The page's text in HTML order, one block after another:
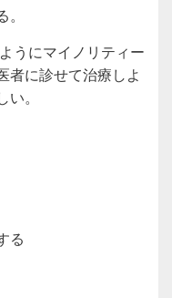
うにマイノリティー
者に診せて治療しよ
。
る